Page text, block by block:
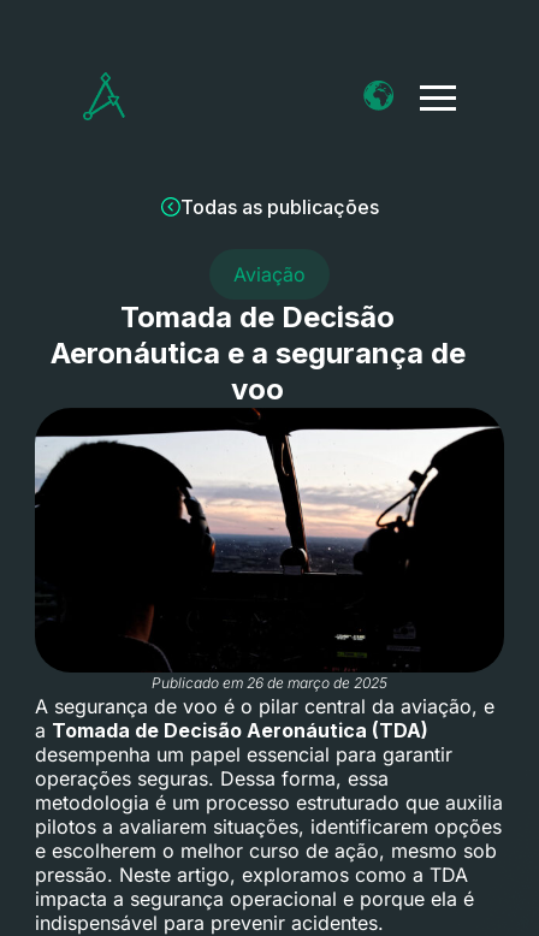
Todas as publicações
Aviação
Tomada de Decisão
Aeronáutica e a segurança de
voo
Publicado em 26 de março de 2025
A segurança de voo é o pilar central da aviação, e
a Tomada de Decisão Aeronáutica (TDA)
desempenha um papel essencial para garantir
operações seguras. Dessa forma, essa
metodologia é um processo estruturado que auxilia
pilotos a avaliarem situações, identificarem opções
e escolherem o melhor curso de ação, mesmo sob
pressão. Neste artigo, exploramos como a TDA
impacta a segurança operacional e porque ela é
indispensável para prevenir acidentes.